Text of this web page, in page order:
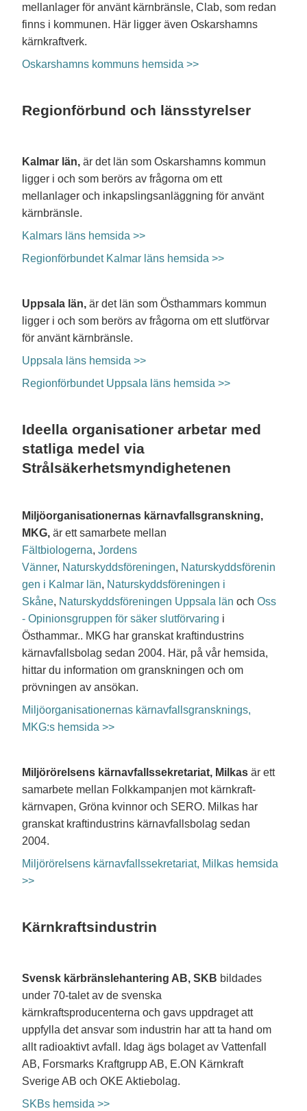
mellanlager för använt kärnbränsle, Clab, som redan
finns i kommunen. Här ligger även Oskarshamns
kärnkraftverk.
Oskarshamns kommuns hemsida >>
Regionförbund och länsstyrelser
Kalmar län, är det län som Oskarshamns kommun
ligger i och som berörs av frågorna om ett
mellanlager och inkapslingsanläggning för använt
kärnbränsle.
Kalmars läns hemsida >>
Regionförbundet Kalmar läns hemsida >>
Uppsala län, är det län som Östhammars kommun
ligger i och som berörs av frågorna om ett slutförvar
för använt kärnbränsle.
Uppsala läns hemsida >>
Regionförbundet Uppsala läns hemsida >>
Ideella organisationer arbetar med
statliga medel via
Strålsäkerhetsmyndighetenen
Miljöorganisationernas kärnavfallsgranskning,
MKG, är ett samarbete mellan
Fältbiologerna, Jordens
Vänner, Naturskyddsföreningen, Naturskyddsförenin
gen i Kalmar län, Naturskyddsföreningen i
Skåne, Naturskyddsföreningen Uppsala län och Oss
- Opinionsgruppen för säker slutförvaring i
Östhammar.. MKG har granskat kraftindustrins
kärnavfallsbolag sedan 2004. Här, på vår hemsida,
hittar du information om granskningen och om
prövningen av ansökan.
Miljöorganisationernas kärnavfallsgransknings,
MKG:s hemsida >>
Miljörörelsens kärnavfallssekretariat, Milkas är ett
samarbete mellan Folkkampanjen mot kärnkraft-
kärnvapen, Gröna kvinnor och SERO. Milkas har
granskat kraftindustrins kärnavfallsbolag sedan
2004.
Miljörörelsens kärnavfallssekretariat, Milkas hemsida
>>
Kärnkraftsindustrin
Svensk kärbränslehantering AB, SKB bildades
under 70-talet av de svenska
kärnkraftsproducenterna och gavs uppdraget att
uppfylla det ansvar som industrin har att ta hand om
allt radioaktivt avfall. Idag ägs bolaget av Vattenfall
AB, Forsmarks Kraftgrupp AB, E.ON Kärnkraft
Sverige AB och OKE Aktiebolag.
SKBs hemsida >>